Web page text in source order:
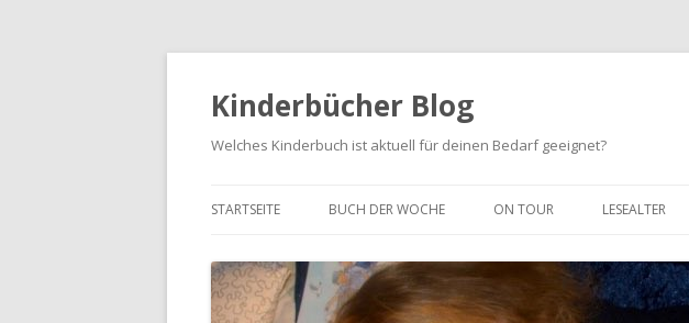
Kinderbücher Blog
Welches Kinderbuch ist aktuell für deinen Bedarf geeignet?
STARTSEITE BUCH DER WOCHE ON TOUR LESEALTER
3 BIS 6 JAHRE